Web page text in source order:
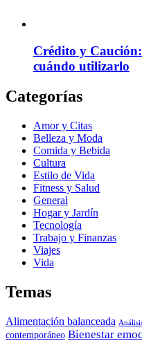
Crédito y
cuándo utilizarlo
Categorías
Amor y Citas
Belleza y Moda
Comida y Bebida
Cultura
Estilo de Vida
Fitness y Salud
General
Hogar y Jardín
Tecnología
Trabajo y Finanzas
Viajes
Vida
Temas
Alimentación balanceada
contemporáneo Bienestar